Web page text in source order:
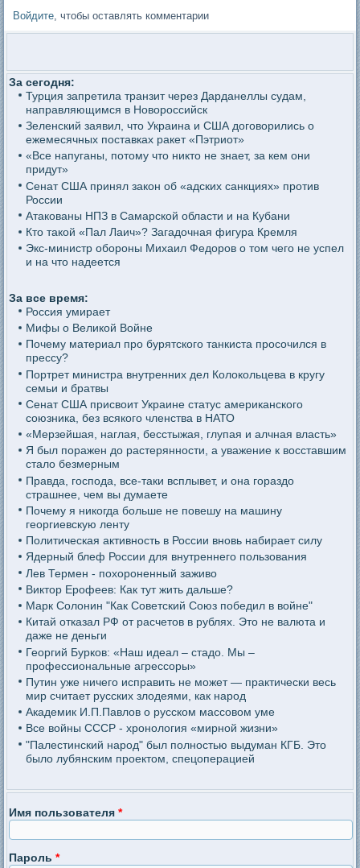
Войдите , чтобы оставлять комментарии
За сегодня:
Турция запретила транзит через Дарданеллы судам,
направляющимся в Новороссийск
Зеленский заявил, что Украина и США договорились о
ежемесячных поставках ракет «Пэтриот»
«Все напуганы, потому что никто не знает, за кем они
придут»
Сенат США принял закон об «адских санкциях» против
России
Атакованы НПЗ в Самарской области и на Кубани
Кто такой «Пал Лаич»? Загадочная фигура Кремля
Экс-министр обороны Михаил Федоров о том чего не успел
и на что надеется
За все время:
Россия умирает
Мифы о Великой Войне
Почему материал про бурятского танкиста просочился в
прессу?
Портрет министра внутренних дел Колокольцева в кругу
семьи и братвы
Сенат США присвоит Украине статус американского
союзника, без всякого членства в НАТО
«Мерзейшая, наглая, бесстыжая, глупая и алчная власть»
Я был поражен до растерянности, а уважение к восставшим
стало безмерным
Правда, господа, все-таки всплывет, и она гораздо
страшнее, чем вы думаете
Почему я никогда больше не повешу на машину
георгиевскую ленту
Политическая активность в России вновь набирает силу
Ядерный блеф России для внутреннего пользования
Лев Термен - похороненный заживо
Виктор Ерофеев: Как тут жить дальше?
Марк Солонин "Как Советский Союз победил в войне"
Китай отказал РФ от расчетов в рублях. Это не валюта и
даже не деньги
Георгий Бурков: «Наш идеал – стадо. Мы –
профессиональные агрессоры»
Путин уже ничего исправить не может — практически весь
мир считает русских злодеями, как народ
Академик И.П.Павлов о русском массовом уме
Все войны СССР - хронология «мирной жизни»
"Палестинский народ" был полностью выдуман КГБ. Это
было лубянским проектом, спецоперацией
Имя пользователя*
Пароль*